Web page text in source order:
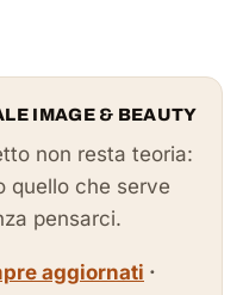
IMAGE & BEAUTY
non resta teoria:
quello che serve
pensarci.
aggiornati ·